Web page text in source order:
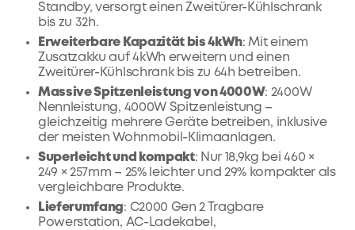
Standby, versorgt einen Zweitürer-Kühlschrank
bis zu 32h.
Erweiterbare Kapazität bis 4kWh: Mit einem
Zusatzakku auf 4kWh erweitern und einen
Zweitürer-Kühlschrank bis zu 64h betreiben.
Massive Spitzenleistung von 4000W: 2400W
Nennleistung, 4000W Spitzenleistung –
gleichzeitig mehrere Geräte betreiben, inklusive
der meisten Wohnmobil-Klimaanlagen.
Superleicht und kompakt: Nur 18,9kg bei 460 ×
249 × 257mm – 25% leichter und 29% kompakter als
vergleichbare Produkte.
Lieferumfang: C2000 Gen 2 Tragbare
Powerstation, AC-Ladekabel,